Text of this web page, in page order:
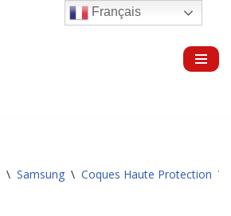
\ Samsung \ Coques Haute Protection \
Français